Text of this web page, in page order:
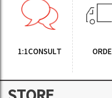
1:1CONSULT